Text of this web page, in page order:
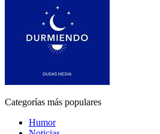
Categorías más populares
Humor